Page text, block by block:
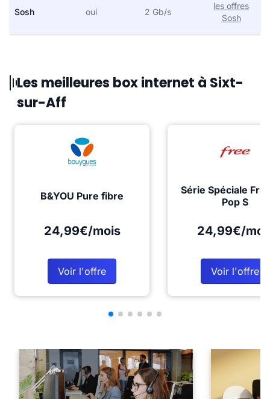
Sosh oui 2 Gb/s
les offres
Sosh
Les meilleures box internet à Sixt-
sur-Aff
B&YOU Pure fibre
24,99€/mois
Voir l'offre
Série Spéciale
Pop S
24,99€/
Voir l'offre